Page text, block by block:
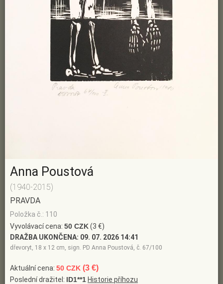
Anna Poustová
(1940-2015)
PRAVDA
Položka č.: 110
Vyvolávací cena: 50 CZK(3 €)
DRAŽBA UKONČENA: 09. 07. 2026 14:41
dřevoryt, 18 x 12 cm, sign. PD Anna Poustová, č. 67/100
Aktuální cena: 50 CZK (3 €)
Poslední dražitel: ID1**1 Historie příhozu